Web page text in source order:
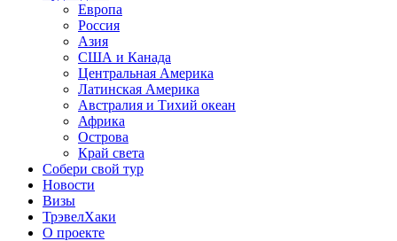
Европа
Россия
Азия
США и Канада
Центральная Америка
Латинская Америка
Австралия и Тихий океан
Африка
Острова
Край света
Собери свой тур
Новости
Визы
ТрэвелХаки
О проекте